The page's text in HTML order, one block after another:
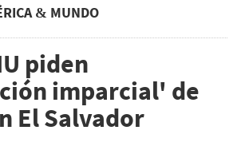
& MUNDO
piden
imparcial' de
El Salvador